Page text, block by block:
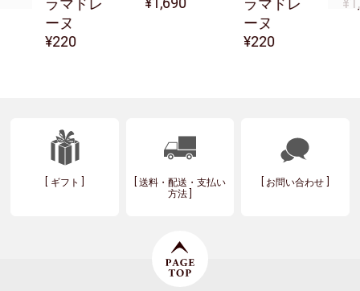
ラマドレ
ーヌ
220
ラマドレ
ーヌ
220
ギフト
送料・配送・支払い
方法
お問い合わせ